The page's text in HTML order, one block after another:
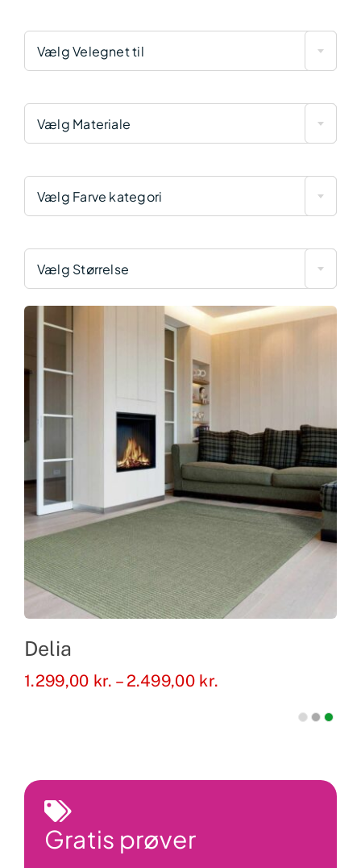
Vælg Velegnet til
Vælg Materiale
Vælg Farve kategori
Vælg Størrelse
Delia
1.299,00 kr. – 2.499,00 kr.
Gratis prøver